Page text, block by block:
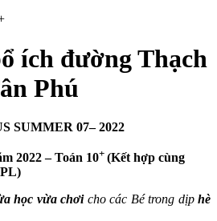
ích đường Thạch
Phú
SUMMER 07– 2022
2022 – Toán 10+ (Kết hợp cùng
học vừa chơi cho các Bé trong dịphè